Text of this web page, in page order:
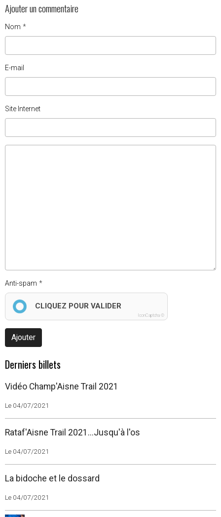
Ajouter un commentaire
Nom
E-mail
Site Internet
Anti-spam
CLIQUEZ POUR VALIDER
IconCaptcha ©
Ajouter
Derniers billets
Vidéo Champ'Aisne Trail 2021
Le 04/07/2021
Rataf'Aisne Trail 2021...Jusqu'à l'os
Le 04/07/2021
La bidoche et le dossard
Le 04/07/2021